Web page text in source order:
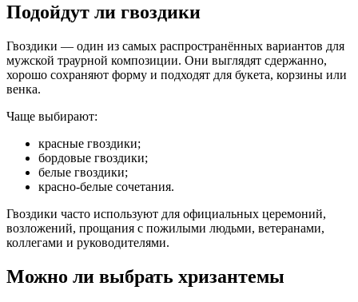
Подойдут ли гвоздики
Гвоздики — один из самых распространённых вариантов для
мужской траурной композиции. Они выглядят сдержанно,
хорошо сохраняют форму и подходят для букета, корзины или
венка.
Чаще выбирают:
красные гвоздики;
бордовые гвоздики;
белые гвоздики;
красно-белые сочетания.
Гвоздики часто используют для официальных церемоний,
возложений, прощания с пожилыми людьми, ветеранами,
коллегами и руководителями.
Можно ли выбрать хризантемы